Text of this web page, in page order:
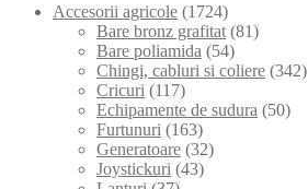
Accesorii agricole (1724)
Bare bronz grafitat (81)
Bare poliamida (54)
Chingi, cabluri si coliere (342)
Cricuri (117)
Echipamente de sudura (50)
Furtunuri (163)
Generatoare (32)
Joystickuri (43)